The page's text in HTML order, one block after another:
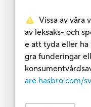
Vissa av våra
av leksaks- och
e att tyda eller
gra funderingar
are.hasbro.com/